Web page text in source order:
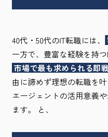
40代・50代のIT転職には、
一方で、豊富な経験を持つ
市場で最も求められる即
由に諦めず理想の転職を
エージェントの活用意義
ます。 と、